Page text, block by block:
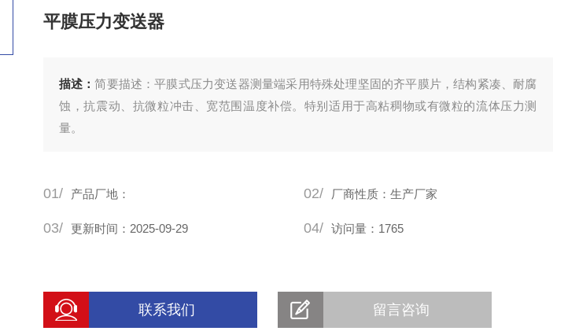
平膜压力变送器
描述：简要描述：平膜式压力变送器测量端采用特殊处理坚固的齐平膜片，结构紧凑、耐腐
蚀，抗震动、抗微粒冲击、宽范围温度补偿。特别适用于高粘稠物或有微粒的流体压力测
量。
01/ 产品厂地： 02/ 厂商性质：生产厂家
03/ 更新时间：2025-09-29 04/ 访问量：1765
联系我们 留言咨询